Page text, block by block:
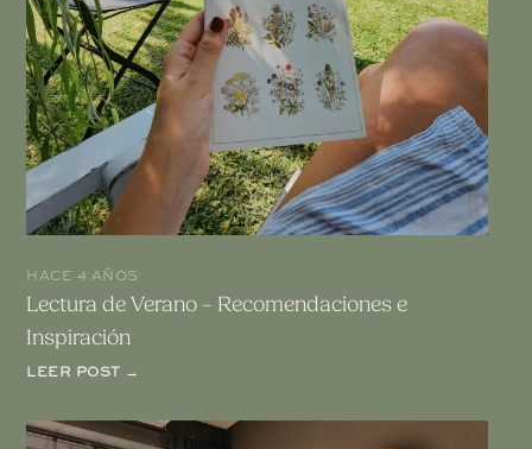
HACE 4 AÑOS
Lectura de Verano – Recomendaciones e
Inspiración
LEER POST →